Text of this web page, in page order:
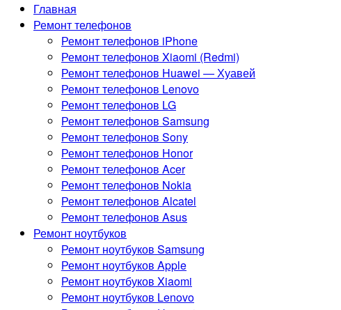
Главная
Ремонт телефонов
Ремонт телефонов iPhone
Ремонт телефонов Xiaomi (Redmi)
Ремонт телефонов Huawei — Хуавей
Ремонт телефонов Lenovo
Ремонт телефонов LG
Ремонт телефонов Samsung
Ремонт телефонов Sony
Ремонт телефонов Honor
Ремонт телефонов Acer
Ремонт телефонов Nokia
Ремонт телефонов Alcatel
Ремонт телефонов Asus
Ремонт ноутбуков
Ремонт ноутбуков Samsung
Ремонт ноутбуков Apple
Ремонт ноутбуков Xiaomi
Ремонт ноутбуков Lenovo